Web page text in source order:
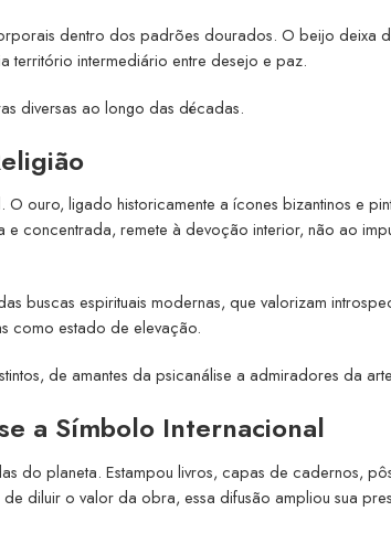
dentro dos padrões dourados. O beijo deixa
território intermediário entre desejo e paz.
diversas ao longo das décadas.
ouro, ligado historicamente a ícones bizantinos e
concentrada, remete à devoção interior, não ao
buscas espirituais modernas, que valorizam
como estado de elevação.
de amantes da psicanálise a admiradores da
a Símbolo Internacional
do planeta. Estampou livros, capas de cadernos,
diluir o valor da obra, essa difusão ampliou sua